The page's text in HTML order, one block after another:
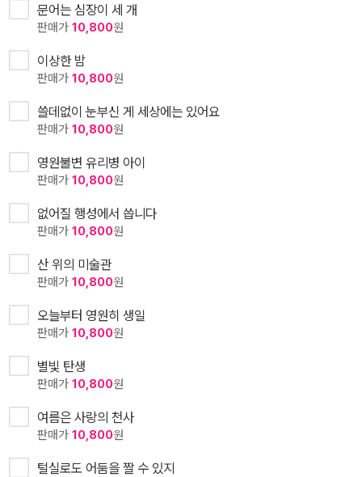
문어는 심장이 세 개
판매가 10,800원
이상한 밤
판매가 10,800원
쓸데없이 눈부신 게 세상에는 있어요
판매가 10,800원
영원불변 유리병 아이
판매가 10,800원
없어질 행성에서 씁니다
판매가 10,800원
산 위의 미술관
판매가 10,800원
오늘부터 영원히 생일
판매가 10,800원
별빛 탄생
판매가 10,800원
여름은 사랑의 천사
판매가 10,800원
털실로도 어둠을 짤 수 있지